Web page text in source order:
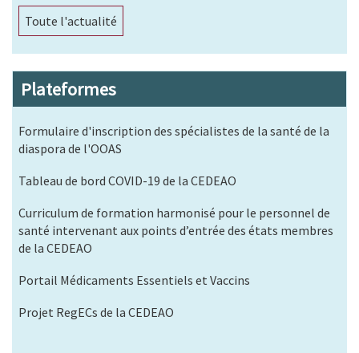
Toute l'actualité
Plateformes
Formulaire d'inscription des spécialistes de la santé de la
diaspora de l'OOAS
Tableau de bord COVID-19 de la CEDEAO
Curriculum de formation harmonisé pour le personnel de
santé intervenant aux points d’entrée des états membres
de la CEDEAO
Portail Médicaments Essentiels et Vaccins
Projet RegECs de la CEDEAO